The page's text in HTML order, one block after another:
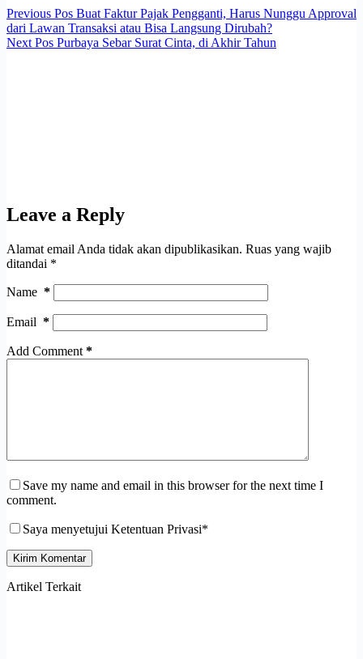
Previous Pos Buat Faktur Pajak Pengganti, Harus Nunggu Approval
dari Lawan Transaksi atau Bisa Langsung Dirubah?
Next Pos Purbaya Sebar Surat Cinta, di Akhir Tahun
Leave a Reply
Alamat email Anda tidak akan dipublikasikan. Ruas yang wajib
ditandai *
Name *
Email *
Add Comment *
Save my name and email in this browser for the next time I
comment.
Saya menyetujui Ketentuan Privasi*
Kirim Komentar
Artikel Terkait